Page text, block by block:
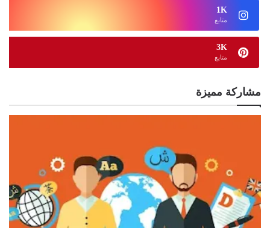
1K
متابع
3K
متابع
مشاركة مميزة